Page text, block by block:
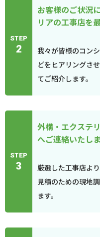
STEP
2
お客様のご状況
リアの工事店を
我々が皆様のコン
どをヒアリングさ
てご紹介します。
STEP
3
外構・エクステ
へご連絡いたし
厳選した工事店よ
見積のための現地
ます。